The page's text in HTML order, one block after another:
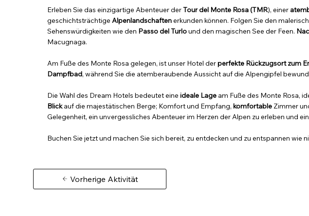
Erleben Sie das einzigartige Abenteuer derTour del Monte Rosa (TMR), einer
geschichtsträchtige Alpenlandschaftenerkunden können. Folgen Sie den
Sehenswürdigkeiten wie den Passo del Turlound den magischen See der Feen.
Macugnaga.
Am Fuße des Monte Rosa gelegen, ist unser Hotel derperfekte Rückzugsort zum
Dampfbad, während Sie die atemberaubende Aussicht auf die Alpengipfel
Die Wahl des Dream Hotels bedeutet eine ideale Lageam Fuße des Monte Rosa,
Blickauf die majestätischen Berge; Komfort und Empfang, komfortableZimmer
Gelegenheit, ein unvergessliches Abenteuer im Herzen der Alpen zu erleben und
Buchen Sie jetzt und machen Sie sich bereit, zu entdecken und zu entspannen wie
Vorherige Aktivität